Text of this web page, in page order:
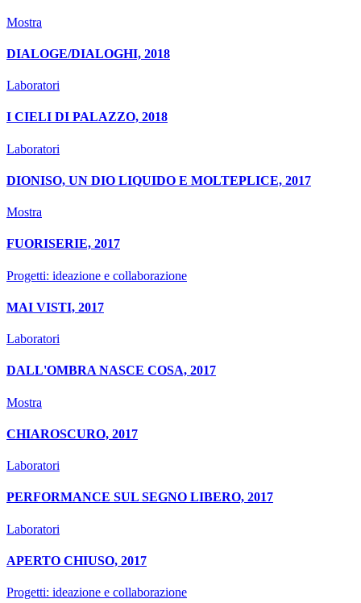
Mostra
DIALOGE/DIALOGHI, 2018
Laboratori
I CIELI DI PALAZZO, 2018
Laboratori
DIONISO, UN DIO LIQUIDO E MOLTEPLICE, 2017
Mostra
FUORISERIE, 2017
Progetti: ideazione e collaborazione
MAI VISTI, 2017
Laboratori
DALL'OMBRA NASCE COSA, 2017
Mostra
CHIAROSCURO, 2017
Laboratori
PERFORMANCE SUL SEGNO LIBERO, 2017
Laboratori
APERTO CHIUSO, 2017
Progetti: ideazione e collaborazione